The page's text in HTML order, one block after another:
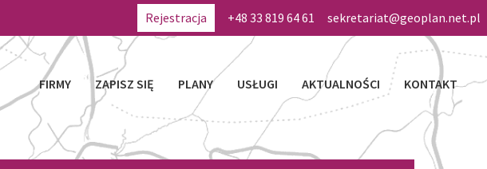
Rejestracja +48 33 819 64 61 sekretariat@geoplan.net.pl
FIRMY ZAPISZ SIĘ PLANY USŁUGI AKTUALNOŚCI KONTAKT